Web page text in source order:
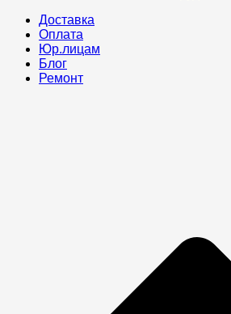
Доставка
Оплата
Юр.лицам
Блог
Ремонт